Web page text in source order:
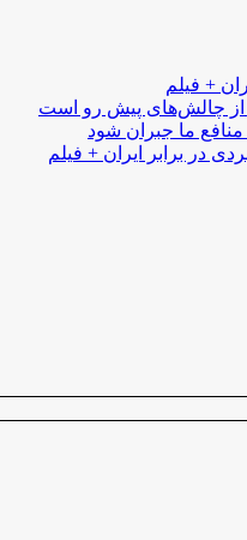
+ فیلم
از چالش‌های پیش رو است
ما جبران شود
در برابر ایران + فیلم